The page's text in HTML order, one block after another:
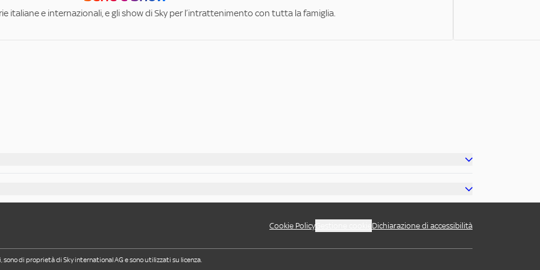
italiane e internazionali, e gli show di Sky per l’intrattenimento con tutta la famiglia.
Cookie Policy Dichiarazione di accessibilità
di proprietà di Sky international AG e sono utilizzati su licenza.